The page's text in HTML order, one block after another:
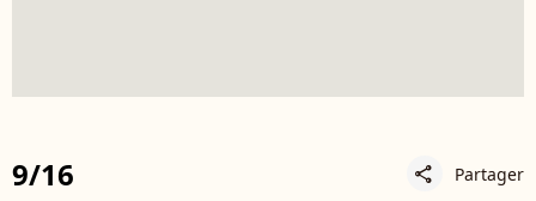
9/16 share Partager